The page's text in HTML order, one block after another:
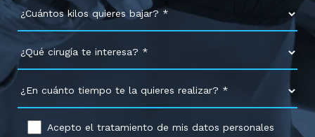
Acepto el tratamiento de mis datos personales